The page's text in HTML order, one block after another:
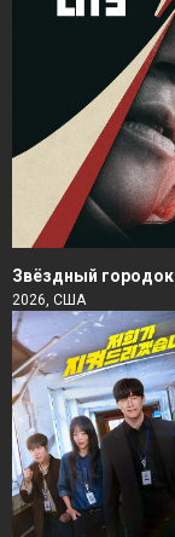
Звёздный городок
2026, США